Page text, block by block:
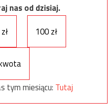
nas od dzisiaj.
100 zł
tym miesiącu: Tutaj